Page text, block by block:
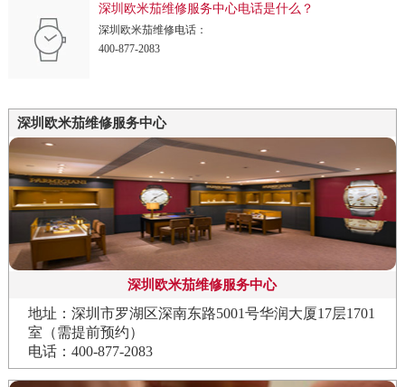
深圳欧米茄维修服务中心电话是什么？
深圳欧米茄维修电话：
400-877-2083
深圳欧米茄维修服务中心
深圳欧米茄维修服务中心
地址：深圳市罗湖区深南东路5001号华润大厦17层1701
室（需提前预约）
电话：400-877-2083